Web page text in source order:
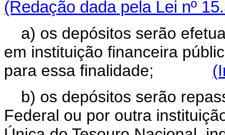
(Redação dada pela Lei nº
a) os depósitos serão
em instituição financeira
para essa finalidade;
b) os depósitos serão
Federal ou por outra